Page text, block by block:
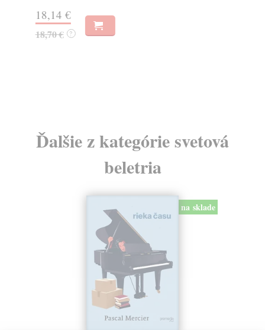
18,14 €
18,70 € ?
Ďalšie z kategórie svetová
beletria
na sklade